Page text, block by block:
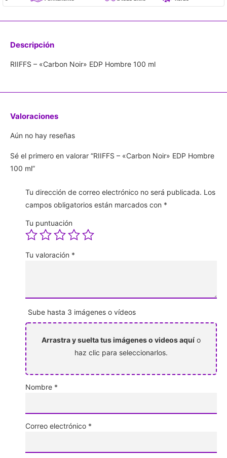
Descripción
RIIFFS – «Carbon Noir» EDP Hombre 100 ml
Valoraciones
Aún no hay reseñas
Sé el primero en valorar “RIIFFS – «Carbon Noir» EDP Hombre
100 ml”
Tu dirección de correo electrónico no será publicada. Los
campos obligatorios están marcados con *
Tu puntuación
Tu valoración *
Sube hasta 3 imágenes o vídeos
Arrastra y suelta tus imágenes o videos aquí o
haz clic para seleccionarlos.
Nombre *
Correo electrónico *